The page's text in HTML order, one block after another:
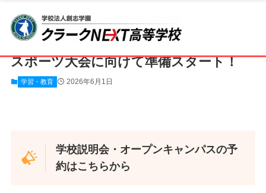
ホーム クラークNEXT高等学校 CLARK NEXT TOKYO 学習・教育
スポーツ大会に向けて準備スタート！
学習・教育 2026年6月1日
学校説明会・オープンキャンパスの予
約はこちらから